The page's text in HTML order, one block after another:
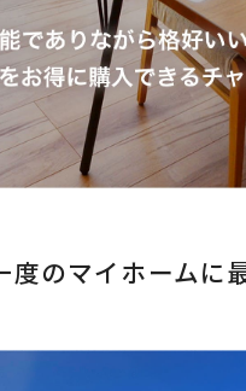
度のマイホームに